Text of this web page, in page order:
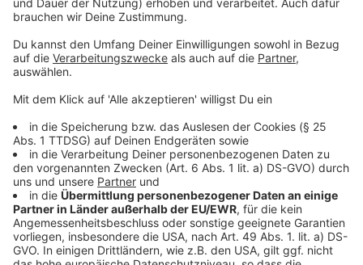
powered byUsercentrics Consent
Management Platform
Anzeige
durcheinander.
Anzeige
©Copyright TOBIS Film GmbH
Und auch die restlichen Heinzelmännchen wollen